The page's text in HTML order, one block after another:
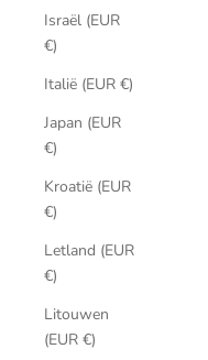
Israël (EUR
€)
Italië (EUR €)
Japan (EUR
€)
Kroatië (EUR
€)
Letland (EUR
€)
Litouwen
(EUR €)